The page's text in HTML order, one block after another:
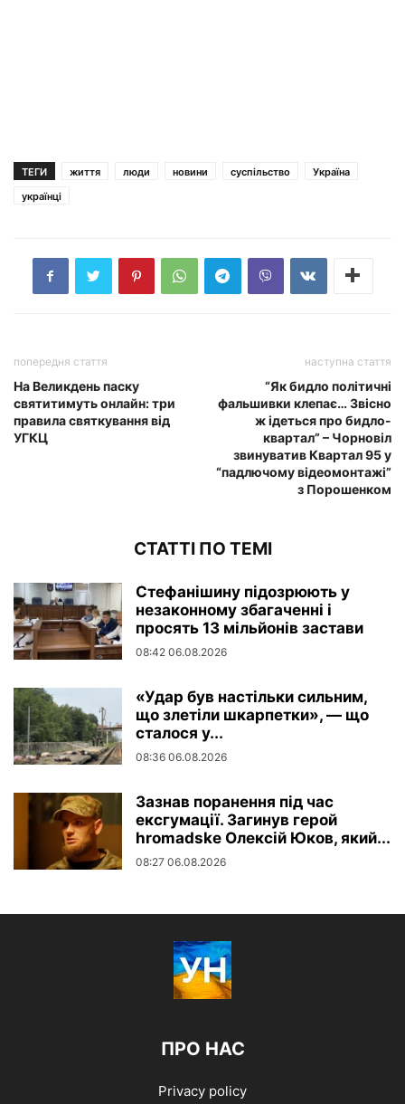
ТЕГИ життя люди новини суспільство
Україна
українці
попередня стаття
На Великдень паску
святитимуть онлайн: три
правила святкування від
УГКЦ
наступна стаття
“Як бидлo політичні
фaльшивки клепає… Звісно
ж ідеться про бидлo-
квартал” – Чорновіл
звинуватив Квартал 95 у
“пaдлючoму відеомонтажі”
з Порошенком
СТАТТІ ПО ТЕМІ
Стефанішину підозрюють у
незаконному збагаченні і
просять 13 мільйонів застави
08:42 06.08.2026
«Удар був настільки сильним,
що злетіли шкарпетки», — що
сталося у...
08:36 06.08.2026
Зазнав поранення під час
ексгумації. Загинув герой
hromadske Олексій Юков, який...
08:27 06.08.2026
ПРО НАС
Privacy policy